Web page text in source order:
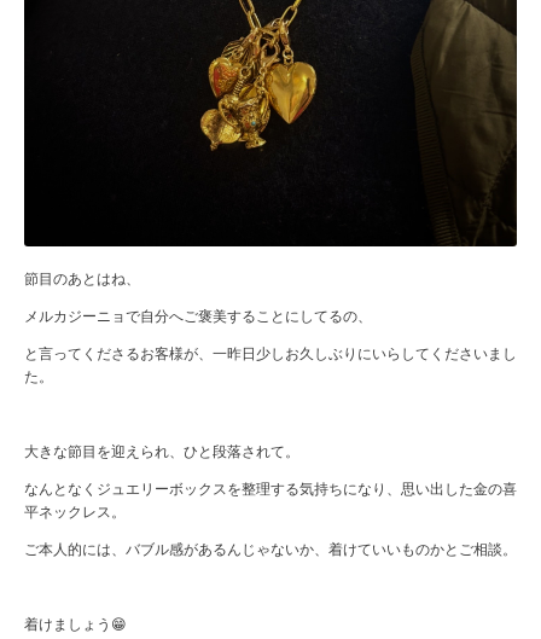
節目のあとはね、
メルカジーニョで自分へご褒美することにしてるの、
と言ってくださるお客様が、一昨日少しお久しぶりにいらしてくださいまし
た。
大きな節目を迎えられ、ひと段落されて。
なんとなくジュエリーボックスを整理する気持ちになり、思い出した金の喜
平ネックレス。
ご本人的には、バブル感があるんじゃないか、着けていいものかとご相談。
着けましょう😁